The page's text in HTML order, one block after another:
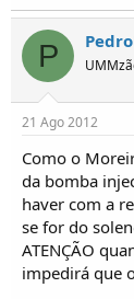
P
21 Ago 2012
Como o
da bomba
haver com a
se for do
ATENÇÃO
impedirá que